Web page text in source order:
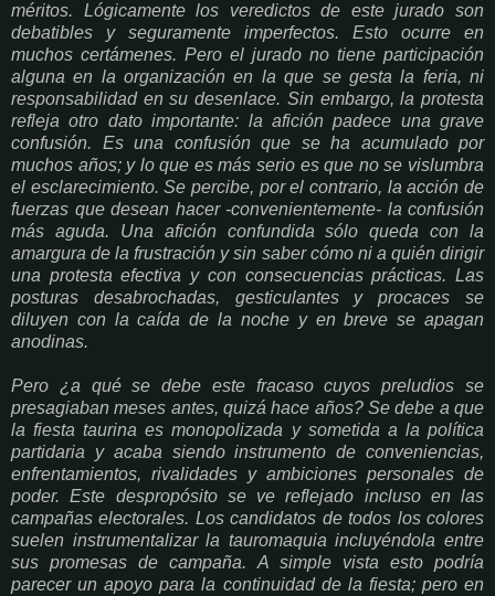
méritos. Lógicamente los veredictos de este jurado son
debatibles y seguramente imperfectos. Esto ocurre en
muchos certámenes. Pero el jurado no tiene participación
alguna en la organización en la que se gesta la feria, ni
responsabilidad en su desenlace. Sin embargo, la protesta
refleja otro dato importante: la afición padece una grave
confusión. Es una confusión que se ha acumulado por
muchos años; y lo que es más serio es que no se vislumbra
el esclarecimiento. Se percibe, por el contrario, la acción de
fuerzas que desean hacer -convenientemente- la confusión
más aguda. Una afición confundida sólo queda con la
amargura de la frustración y sin saber cómo ni a quién dirigir
una protesta efectiva y con consecuencias prácticas. Las
posturas desabrochadas, gesticulantes y procaces se
diluyen con la caída de la noche y en breve se apagan
anodinas.
Pero ¿a qué se debe este fracaso cuyos preludios se
presagiaban meses antes, quizá hace años? Se debe a que
la fiesta taurina es monopolizada y sometida a la política
partidaria y acaba siendo instrumento de conveniencias,
enfrentamientos, rivalidades y ambiciones personales de
poder. Este despropósito se ve reflejado incluso en las
campañas electorales. Los candidatos de todos los colores
suelen instrumentalizar la tauromaquia incluyéndola entre
sus promesas de campaña. A simple vista esto podría
parecer un apoyo para la continuidad de la fiesta; pero en